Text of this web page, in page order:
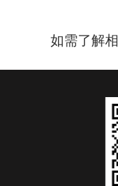
如需了解